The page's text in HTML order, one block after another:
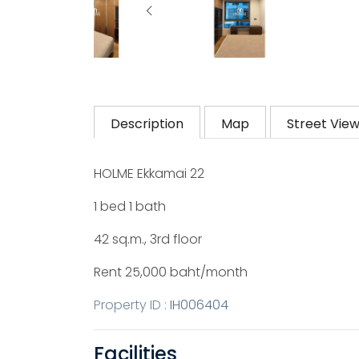
Description Map Street View
HOLME Ekkamai 22
1 bed 1 bath
42 sq.m., 3rd floor
Rent 25,000 baht/month
Property ID : IH006404